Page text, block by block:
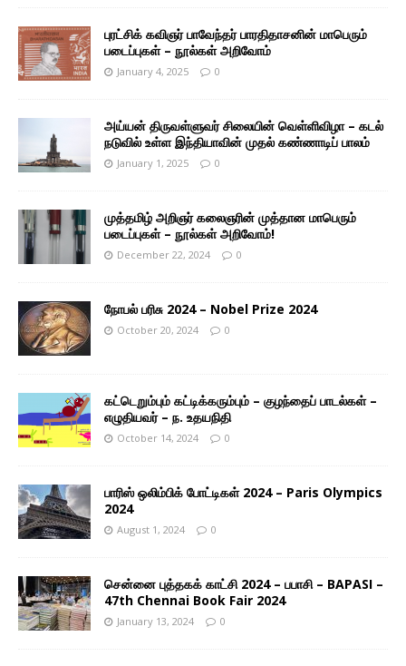
புரட்சிக் கவிஞர் பாவேந்தர் பாரதிதாசனின் மாபெரும்
படைப்புகள் – நூல்கள் அறிவோம்
January 4, 2025 0
அய்யன் திருவள்ளுவர் சிலையின் வெள்ளிவிழா – கடல்
நடுவில் உள்ள இந்தியாவின் முதல் கண்ணாடிப் பாலம்
January 1, 2025 0
முத்தமிழ் அறிஞர் கலைஞரின் முத்தான மாபெரும்
படைப்புகள் – நூல்கள் அறிவோம்!
December 22, 2024 0
நோபல் பரிசு 2024 – Nobel Prize 2024
October 20, 2024 0
கட்டெறும்பும் கட்டிக்கரும்பும் – குழந்தைப் பாடல்கள் –
எழுதியவர் – ந. உதயநிதி
October 14, 2024 0
பாரிஸ் ஒலிம்பிக் போட்டிகள் 2024 – Paris Olympics
2024
August 1, 2024 0
சென்னை புத்தகக் காட்சி 2024 – பபாசி – BAPASI –
47th Chennai Book Fair 2024
January 13, 2024 0